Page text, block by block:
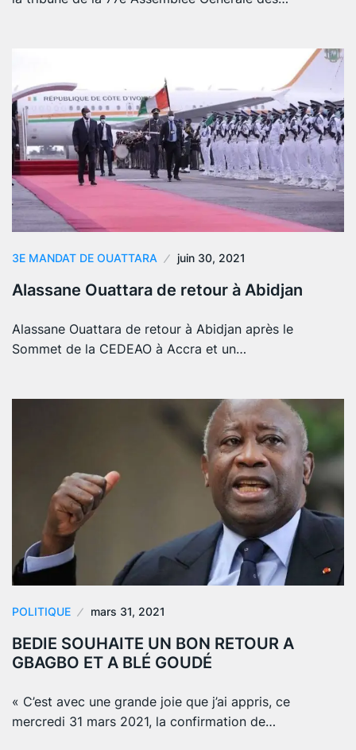
3E MANDAT DE OUATTARA juin 30, 2021
Alassane Ouattara de retour à Abidjan
Alassane Ouattara de retour à Abidjan après le
Sommet de la CEDEAO à Accra et un…
POLITIQUE mars 31, 2021
BEDIE SOUHAITE UN BON RETOUR A
GBAGBO ET A BLÉ GOUDÉ
« C’est avec une grande joie que j’ai appris, ce
mercredi 31 mars 2021, la confirmation de…